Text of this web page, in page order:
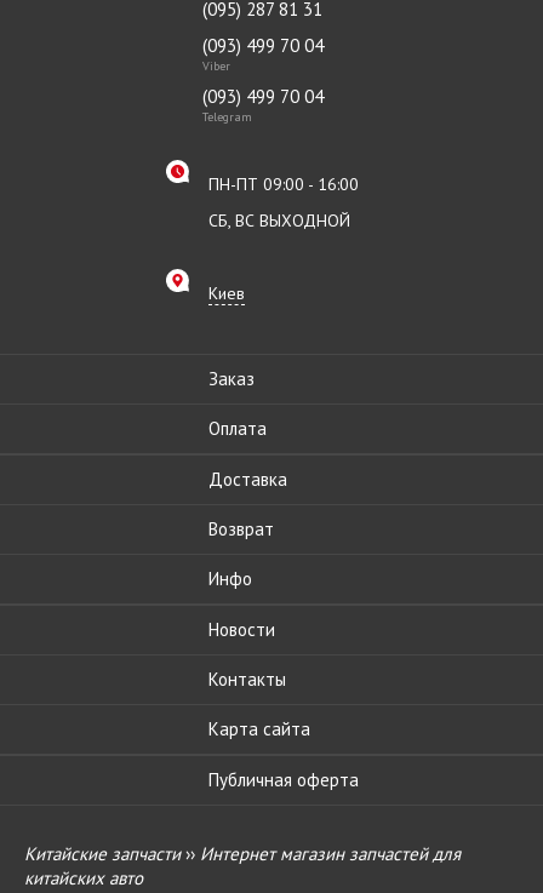
(095) 287 81 31
(093) 499 70 04
Viber
(093) 499 70 04
Telegram
ПН-ПТ 09:00 - 16:00
СБ, ВС ВЫХОДНОЙ
Киев
Заказ
Оплата
Доставка
Возврат
Инфо
Новости
Контакты
Карта сайта
Публичная оферта
Китайские запчасти›› Интернет магазин запчастей для
китайских авто